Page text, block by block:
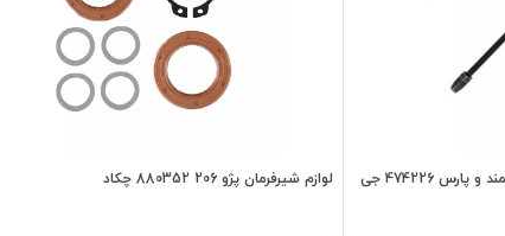
لوله سه خم جعبه فرمان پژو 405 و سمند و پارس 474226 جی
لوازم شیرفرمان پژو 206 880352 چکاد